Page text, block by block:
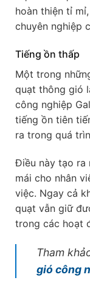
hoàn thiện tỉ
chuyên nghiệp
Tiếng ồn thấp
Một trong
quạt thông gió
công nghiệp
tiếng ồn tiên
ra trong quá
Điều này tạo ra
mái cho nhân
việc. Ngay cả
quạt vẫn giữ
trong các hoạt
Tham
gió công